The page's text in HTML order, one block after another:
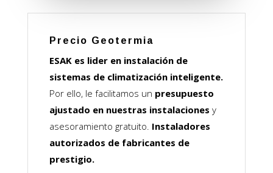
Precio Geotermia
ESAK es lider en instalación de
sistemas de climatización inteligente.
Por ello, le facilitamos un presupuesto
ajustado en nuestras instalaciones y
asesoramiento gratuito. Instaladores
autorizados de fabricantes de
prestigio.